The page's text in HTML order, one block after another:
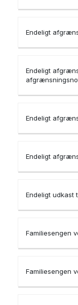
Endeligt
Endeligt
Endeligt
Endeligt
Endeligt udkast
Familiesengen
Familiesengen